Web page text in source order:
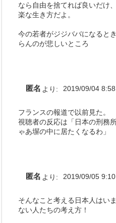
なら自由を捨てれば良いだけ
楽な生き方だよ。
今の若者がジジババになると
らんのが悲しいところ
匿名 より: 2019/09/04
フランスの報道で以前見た。
視聴者の反応は「日本の刑務
ゃあ塀の中に居たくなるわ」
匿名 より: 2019/09/05 9:10
そんなこと考える日本人はい
ない人たちの考え方！